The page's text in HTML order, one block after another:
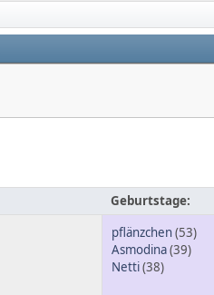
Geburtstage:
pflänzchen(53)
Asmodina(39)
Netti(38)